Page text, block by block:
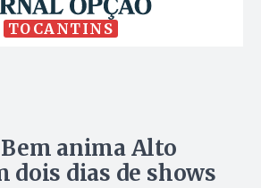
TOCANTINS
anima Alto
dois dias de shows